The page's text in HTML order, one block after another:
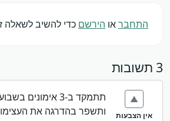
התחבראו הירשם כדי להשיב לשאלה
3 תשובות
▲
אין הצבעות
תתמקד ב-3
ותשפר בהדרגה את